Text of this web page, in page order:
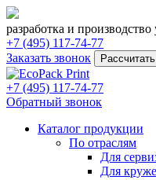
разработка и
+7 (495) 117-74-77
Заказать звонок
+7 (495) 117-74-77
Обратный звонок
Каталог продукции
По отраслям
Для
Для